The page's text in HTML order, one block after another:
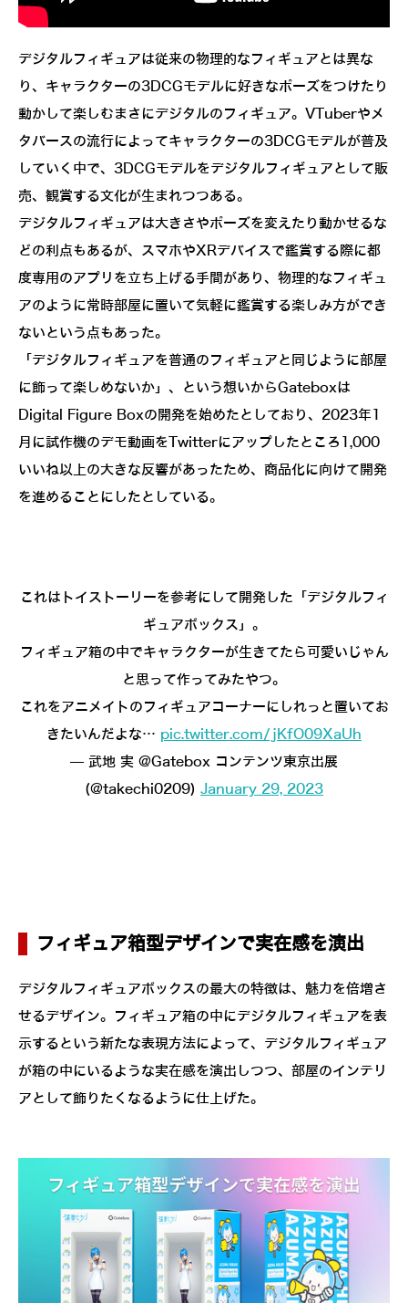
デジタルフィギュアは従来の物理的なフィギュアとは異な
り、キャラクターの3DCGモデルに好きなポーズをつけたり
動かして楽しむまさにデジタルのフィギュア。VTuberやメ
タバースの流行によってキャラクターの3DCGモデルが普及
していく中で、3DCGモデルをデジタルフィギュアとして販
売、観賞する文化が生まれつつある。
デジタルフィギュアは大きさやポーズを変えたり動かせるな
どの利点もあるが、スマホやXRデバイスで鑑賞する際に都
度専用のアプリを立ち上げる手間があり、物理的なフィギュ
アのように常時部屋に置いて気軽に鑑賞する楽しみ方ができ
ないという点もあった。
「デジタルフィギュアを普通のフィギュアと同じように部屋
に飾って楽しめないか」、という想いからGateboxは
Digital Figure Boxの開発を始めたとしており、2023年1
月に試作機のデモ動画をTwitterにアップしたところ1,000
いいね以上の大きな反響があったため、商品化に向けて開発
を進めることにしたとしている。
これはトイストーリーを参考にして開発した「デジタルフィ
ギュアボックス」。
フィギュア箱の中でキャラクターが生きてたら可愛いじゃん
と思って作ってみたやつ。
これをアニメイトのフィギュアコーナーにしれっと置いてお
きたいんだよな… pic.twitter.com/jKfO09XaUh
— 武地 実 @Gatebox コンテンツ東京出展
(@takechi0209) January 29, 2023
フィギュア箱型デザインで実在感を演出
デジタルフィギュアボックスの最大の特徴は、魅力を倍増さ
せるデザイン。フィギュア箱の中にデジタルフィギュアを表
示するという新たな表現方法によって、デジタルフィギュア
が箱の中にいるような実在感を演出しつつ、部屋のインテリ
アとして飾りたくなるように仕上げた。